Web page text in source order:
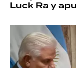
Luck Ra y